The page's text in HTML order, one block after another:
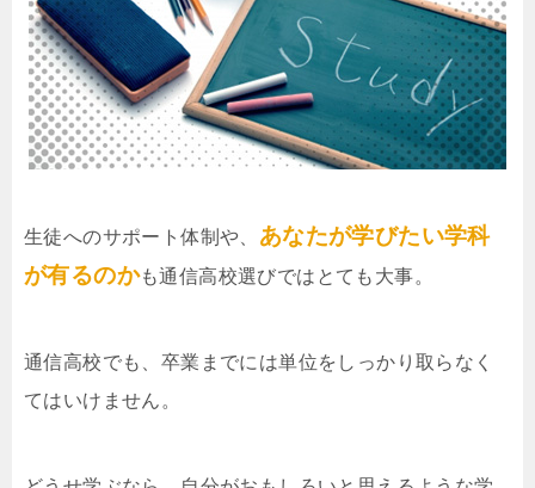
生徒へのサポート体制や、 あなたが学びたい学科
が有るのかも通信高校選びではとても大事。
通信高校でも、卒業までには単位をしっかり取らなく
てはいけません。